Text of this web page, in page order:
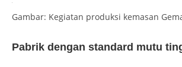
Gambar: Kegiatan produksi kemasan
Pabrik dengan standard mutu